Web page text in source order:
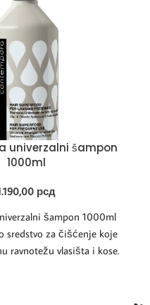
univerzalni šampon
1000ml
рсд
šampon 1000ml
sredstvo za čišćenje koje
ravnotežu vlasišta i kose.